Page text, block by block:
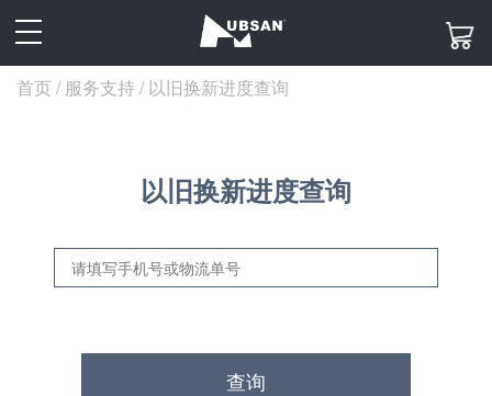
toggle
首页 / 服务支持 /以旧换新进度查询
以旧换新进度查询